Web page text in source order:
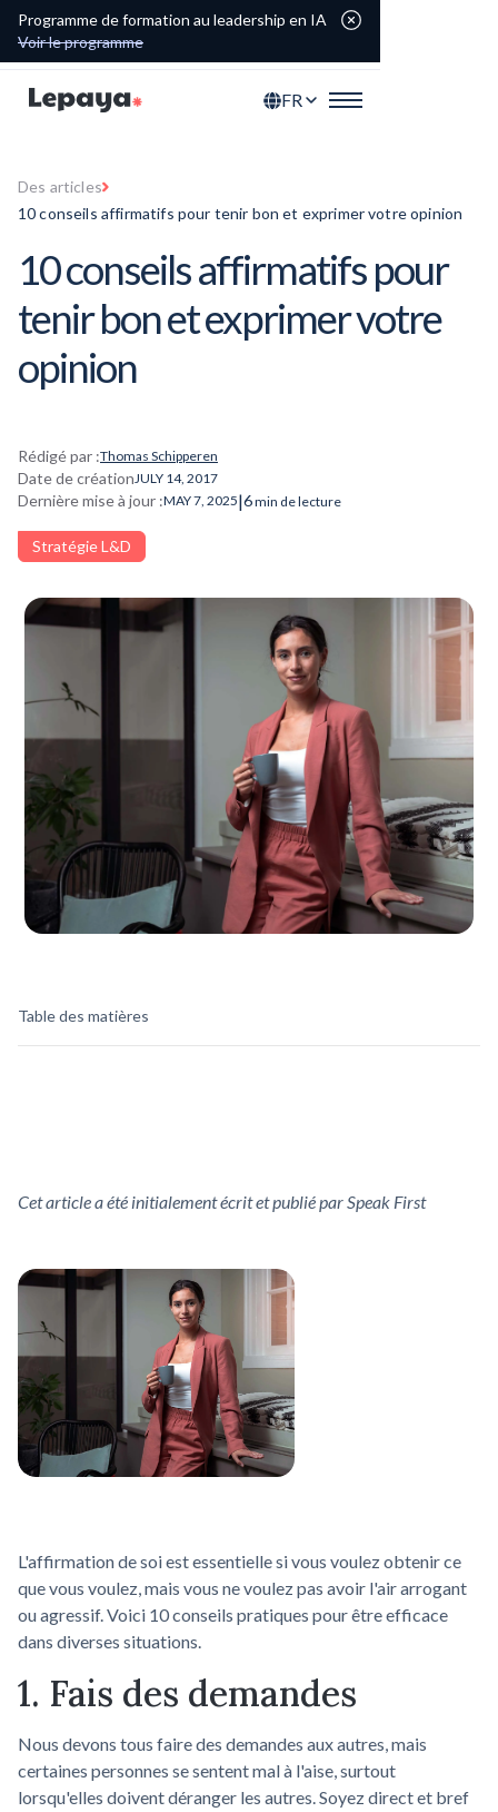
Programme de formation au leadership en IA
Voir le programme
FR
Des articles
10 conseils affirmatifs pour tenir bon et exprimer votre opinion
10 conseils affirmatifs pour
tenir bon et exprimer votre
opinion
Rédigé par :Thomas Schipperen
Date de créationJULY 14, 2017
Dernière mise à jour :MAY 7, 2025|6min de lecture
Stratégie L&D
Table des matières
Cet article a été initialement écrit et publié par Speak First
L'affirmation de soi est essentielle si vous voulez obtenir ce
que vous voulez, mais vous ne voulez pas avoir l'air arrogant
ou agressif. Voici 10 conseils pratiques pour être efficace
dans diverses situations.
1. Fais des demandes
Nous devons tous faire des demandes aux autres, mais
certaines personnes se sentent mal à l'aise, surtout
lorsqu'elles doivent déranger les autres. Soyez direct et bref